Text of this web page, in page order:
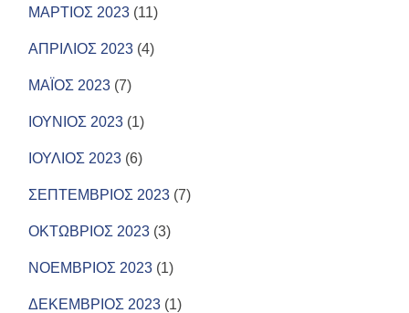
ΜΑΡΤΙΟΣ 2023 (11)
ΑΠΡΙΛΙΟΣ 2023 (4)
ΜΑΪΟΣ 2023 (7)
ΙΟΥΝΙΟΣ 2023 (1)
ΙΟΥΛΙΟΣ 2023 (6)
ΣΕΠΤΕΜΒΡΙΟΣ 2023 (7)
ΟΚΤΩΒΡΙΟΣ 2023 (3)
ΝΟΕΜΒΡΙΟΣ 2023 (1)
ΔΕΚΕΜΒΡΙΟΣ 2023 (1)